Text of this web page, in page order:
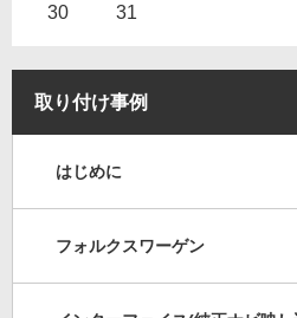
30 31
取り付け事例
はじめに
フォルクスワーゲン